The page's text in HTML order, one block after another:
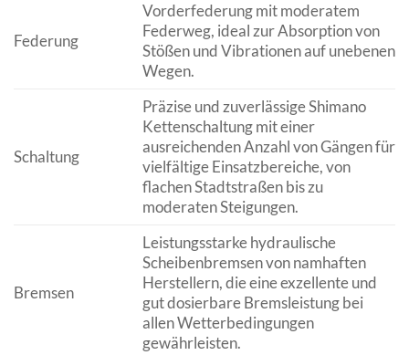
Federung
Vorderfederung mit moderatem
Federweg, ideal zur Absorption von
Stößen und Vibrationen auf unebenen
Wegen.
Schaltung
Präzise und zuverlässige Shimano
Kettenschaltung mit einer
ausreichenden Anzahl von Gängen für
vielfältige Einsatzbereiche, von
flachen Stadtstraßen bis zu
moderaten Steigungen.
Bremsen
Leistungsstarke hydraulische
Scheibenbremsen von namhaften
Herstellern, die eine exzellente und
gut dosierbare Bremsleistung bei
allen Wetterbedingungen
gewährleisten.